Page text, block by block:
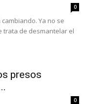
0
Ya no se
trata de desmantelar el
presos
0